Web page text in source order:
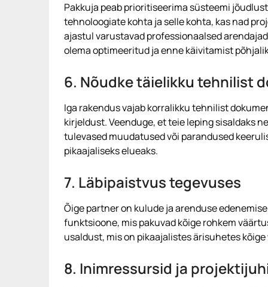
Pakkuja peab prioritiseerima süsteemi
tehnoloogiate kohta ja selle kohta, kas nad
ajastul varustavad professionaalsed
olema optimeeritud ja enne käivitamist
6. Nõudke täielikku tehnilist
Iga rakendus vajab korralikku tehnilist
kirjeldust. Veenduge, et teie leping sisaldaks
tulevased muudatused või parandused
pikaajaliseks elueaks.
7. Läbipaistvus tegevuses
Õige partner on kulude ja arenduse
funktsioone, mis pakuvad kõige rohkem
usaldust, mis on pikaajalistes ärisuhetes
8. Inimressursid ja